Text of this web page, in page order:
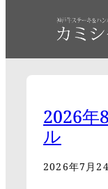
2026年
ル
2026年7月